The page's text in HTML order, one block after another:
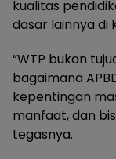
kualitas
dasar lainnya di
“WTP bukan
bagaimana
kepentingan
manfaat, dan
tegasnya.